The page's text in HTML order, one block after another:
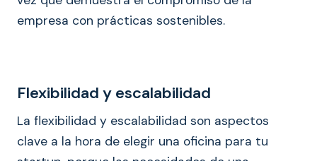
empresa con prácticas sostenibles.
Flexibilidad y escalabilidad
La flexibilidad y escalabilidad son aspectos
clave a la hora de elegir una oficina para tu